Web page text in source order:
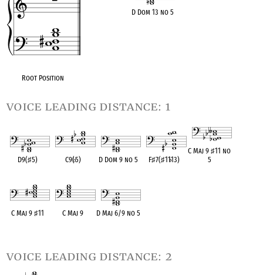
Root Position
D Dom 13 no 5
voice leading distance: 1
D9(♯5) C9(♭5) D Dom 9 no 5 F♯7(♯11♭13)
C Maj 9♯11 no
5
C Maj 9 ♯11 C Maj 9 D Maj 6/9 no 5
voice leading distance: 2